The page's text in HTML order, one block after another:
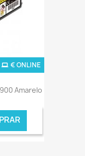
Amarelo
€ ONLINE